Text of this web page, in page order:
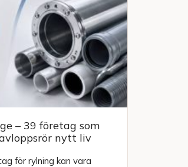
– 39 företag som
nytt liv
för rylning kan vara